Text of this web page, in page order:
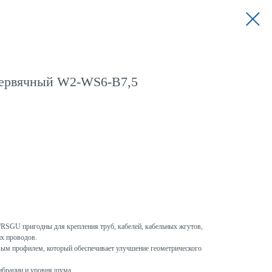
W2-WS6-B7,5
пригодны для крепления труб, кабелей, кабельных жгутов,
проводов.
профилем, который обеспечивает улучшение геометрического